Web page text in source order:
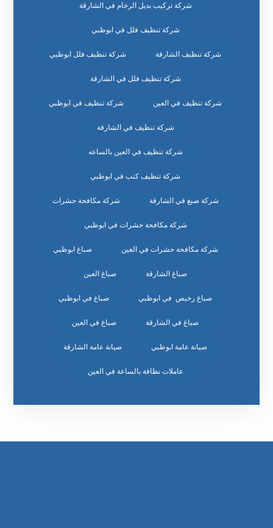
شركة تركيب بديل الرخام في الشارقة
شركة تنظيف فلل في ابوظبي
شركة تنظيف الشارقة شركة تنظيف فلل ابوظبي
شركة تنظيف فلل في الشارقة
شركة تنظيف في العين شركة تنظيف في ابوظبي
شركة تنظيف في الشارقة
شركة تنظيف في العين بالساعه
شركة تنظيف كنب في ابوظبي
شركة صبغ في الشارقة شركة مكافحة حشرات
شركة مكافحة حشرات في ابوظبي
شركة مكافحة حشرات في العين صباغ ابوظبي
صباغ الشارقة صباغ العين
صباغ رخيص في ابوظبي صباغ في ابوظبي
صباغ في الشارقة صباغ في العين
صيانة عامة ابوظبي صيانة عامة الشارقة
عاملات نظافة بالساعة في العين